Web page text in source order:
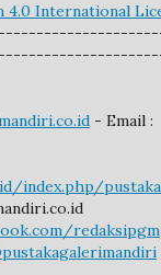
International
- Email :
index.php/
redaksipgm